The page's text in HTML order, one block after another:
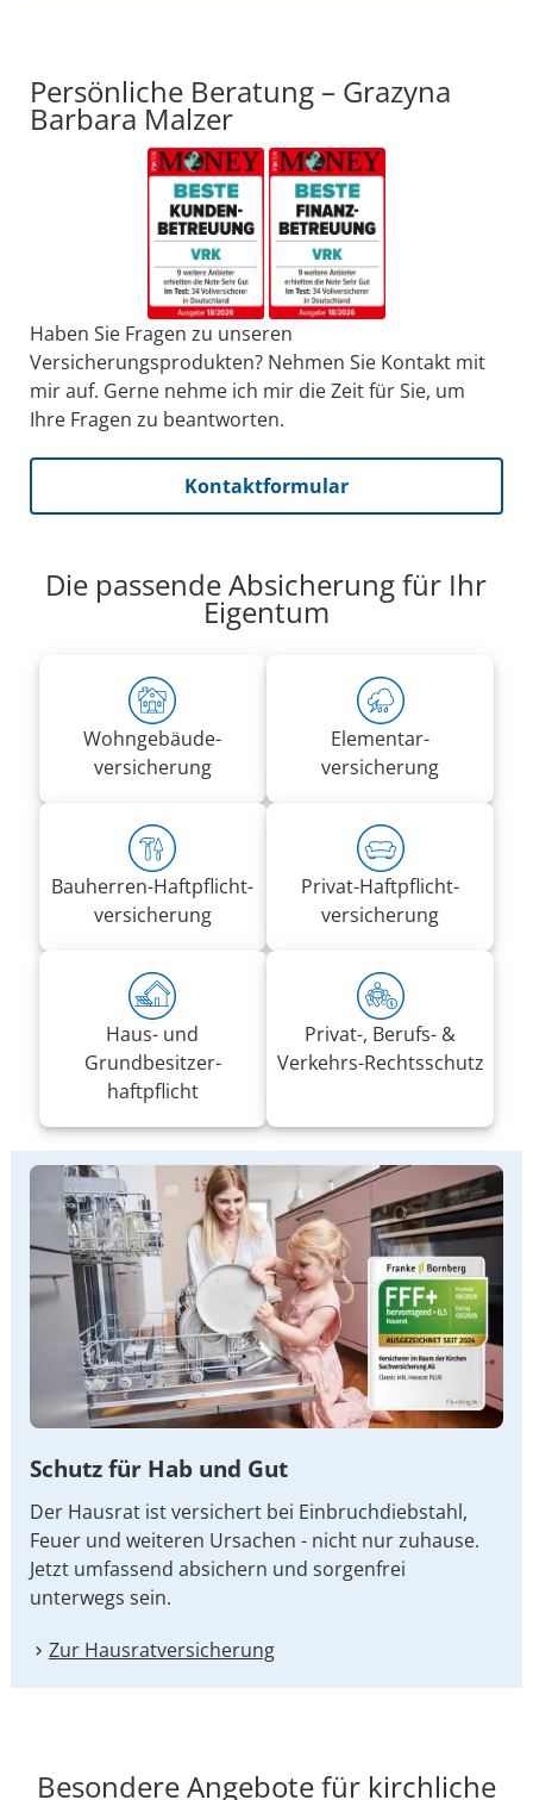
Persönliche Beratung – Grazyna
Barbara Malzer
Haben Sie Fragen zu unseren
Versicherungsprodukten? Nehmen Sie Kontakt mit
mir auf. Gerne nehme ich mir die Zeit für Sie, um
Ihre Fragen zu beantworten.
Kontaktformular
Die passende Absicherung für Ihr
Eigentum
Wohn­gebäude­
versicherung
Elementar­
versicherung
Bauherren-Haft­pflicht­
versicherung
Privat-Haft­pflicht­
versicherung
Haus- und
Grundbesitzer­
haftpflicht
Privat-, Berufs- &
Verkehrs-Rechtsschutz
Schutz für Hab und Gut
Der Hausrat ist versichert bei Einbruchdiebstahl,
Feuer und weiteren Ursachen - nicht nur zuhause.
Jetzt umfassend absichern und sorgenfrei
unterwegs sein.
Zur Hausrat­versicherung
Besondere Angebote für kirchliche